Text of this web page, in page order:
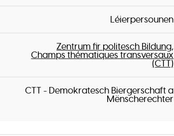
Léierpersounen
Zentrum fir politesch Bildung
Champs thématiques transversaux
(CTT)
CTT - Demokratesch Biergerschaft a
Mënscherechter